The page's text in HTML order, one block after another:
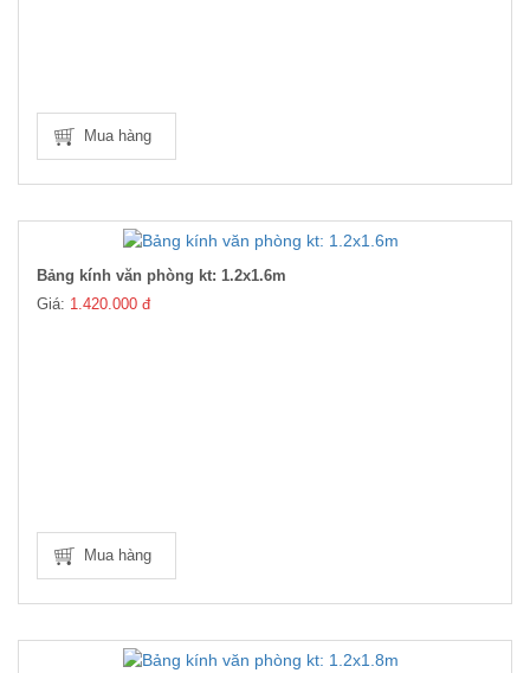
Mua hàng
Bảng kính văn phòng kt: 1.2x1.6m
Giá: 1.420.000 đ
Mua hàng